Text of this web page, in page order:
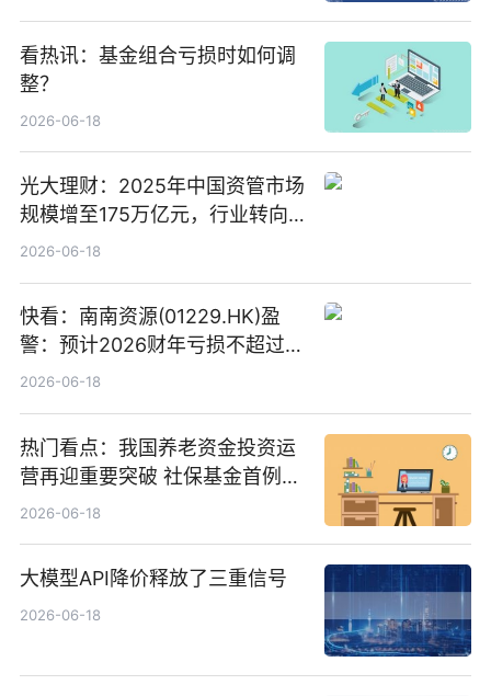
看热讯：基金组合亏损时如何调
整？
2026-06-18
光大理财：2025年中国资管市场
规模增至175万亿元，行业转向
“量质并重”
2026-06-18
快看：南南资源(01229.HK)盈
警：预计2026财年亏损不超过
1000万港元
2026-06-18
热门看点：我国养老资金投资运
营再迎重要突破 社保基金首例期
货账户完成开立
2026-06-18
大模型API降价释放了三重信号
2026-06-18